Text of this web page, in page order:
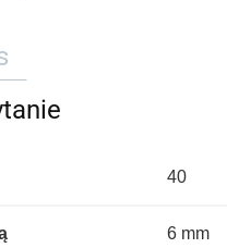
40
6 mm